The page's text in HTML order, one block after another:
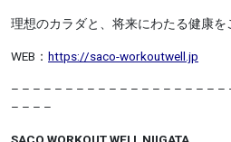
理想のカラダと、将来にわたる健康を
WEB： https://saco-workoutwell.jp
– – – – – – – – – – – – – – – – – – – –
– – – –